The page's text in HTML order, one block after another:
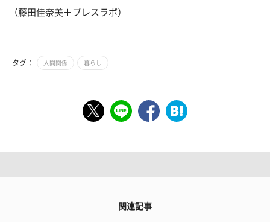
（藤田佳奈美＋プレスラボ）
タグ： 人間関係 暮らし
関連記事